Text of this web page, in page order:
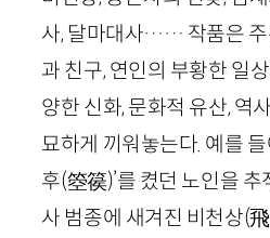
사, 달마대사…… 작품은 주
과 친구, 연인의 부황한 일
양한 신화, 문화적 유산, 역
묘하게 끼워놓는다. 예를
후(箜篌)’를 켰던 노인을
사 범종에 새겨진 비천상(